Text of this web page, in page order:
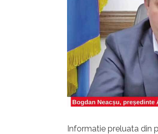
Informatie preluata din